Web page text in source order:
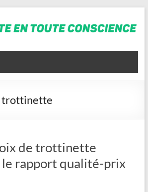
trottinette
de trottinette
rapport qualité-prix